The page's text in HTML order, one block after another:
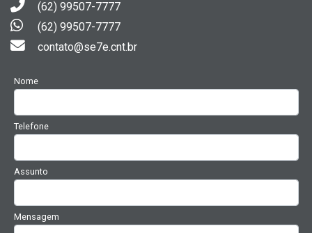
(62) 99507-7777
(62) 99507-7777
contato@se7e.cnt.br
Nome
Telefone
Assunto
Mensagem